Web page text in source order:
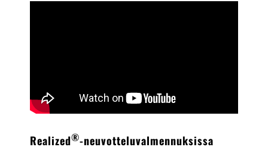
Realized®-neuvotteluvalmennuksissa